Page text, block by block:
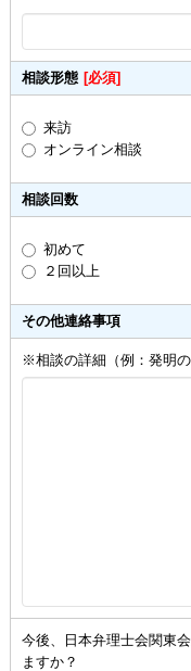
相談形態 [必須]
来訪
オンライン相談
相談回数
初めて
２回以上
その他連絡事項
※相談の詳細（例：発明
今後、日本弁理士会関東
ますか？